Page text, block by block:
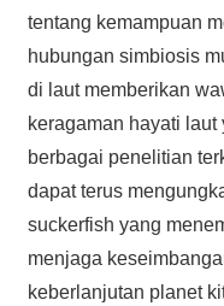
tentang kemampuan
hubungan simbiosis
di laut memberikan
keragaman hayati
berbagai penelitian
dapat terus
suckerfish yang
menjaga
keberlanjutan planet